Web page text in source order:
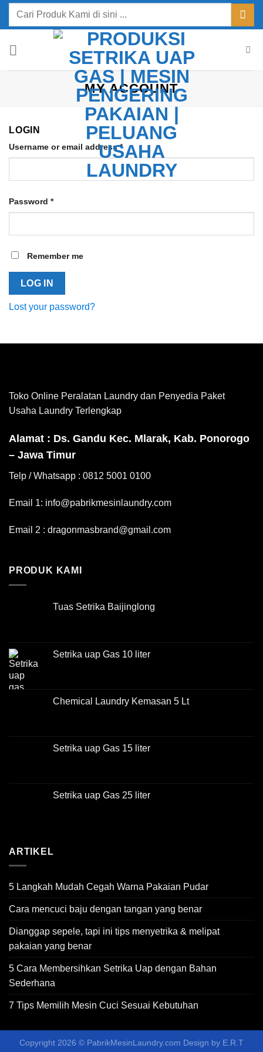
SkipSearch
MY ACCOUNT
LOGIN
Username or email address*
Password *
Remember me
LOG IN
Lost your password?
Toko Online Peralatan Laundry dan Penyedia Paket
Usaha Laundry Terlengkap
Alamat : Ds. Gandu Kec. Mlarak, Kab. Ponorogo
– Jawa Timur
Telp / Whatsapp : 0812 5001 0100
Email 1: info@pabrikmesinlaundry.com
Email 2 : dragonmasbrand@gmail.com
PRODUK KAMI
Tuas Setrika Baijinglong
Setrika uap Gas 10 liter
Chemical Laundry Kemasan 5 Lt
Setrika uap Gas 15 liter
Setrika uap Gas 25 liter
ARTIKEL
5 Langkah Mudah Cegah Warna Pakaian Pudar
Cara mencuci baju dengan tangan yang benar
Dianggap sepele, tapi ini tips menyetrika & melipat
pakaian yang benar
5 Cara Membersihkan Setrika Uap dengan Bahan
Sederhana
7 Tips Memilih Mesin Cuci Sesuai Kebutuhan
Copyright 2026 © PabrikMesinLaundry.com Design by E.R.T